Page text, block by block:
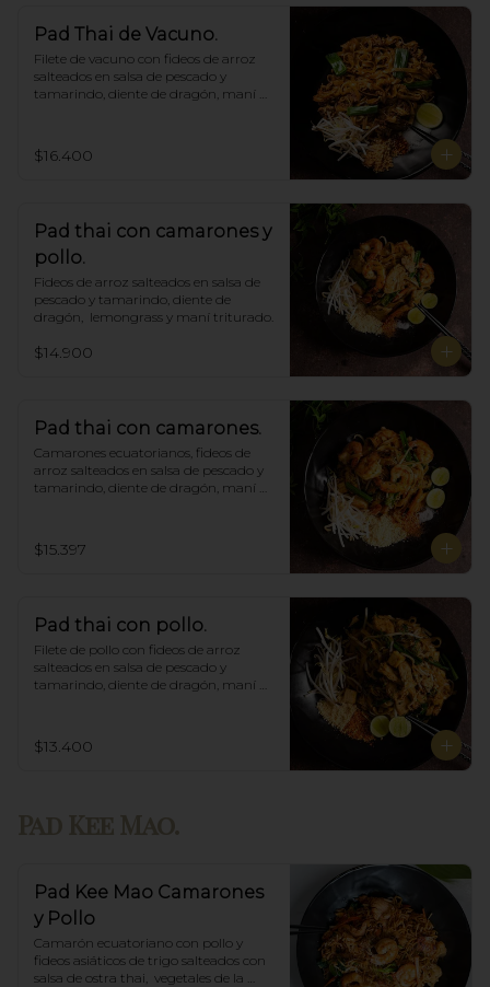
Pad Thai de Vacuno.
Filete de vacuno con fideos de arroz
salteados en salsa de pescado y
tamarindo, diente de dragón, maní
$16.400
Pad thai con camarones y
pollo.
Fideos de arroz salteados en salsa de
pescado y tamarindo, diente de
dragón,  lemongrass y maní triturado.
$14.900
Pad thai con camarones.
Camarones ecuatorianos, fideos de
arroz salteados en salsa de pescado y
tamarindo, diente de dragón, maní
$15.397
Pad thai con pollo.
Filete de pollo con fideos de arroz
salteados en salsa de pescado y
tamarindo, diente de dragón, maní
$13.400
Pad Kee Mao Camarones
y Pollo
Camarón ecuatoriano con pollo y
fideos asiáticos de trigo salteados con
salsa de ostra thai,  vegetales de la